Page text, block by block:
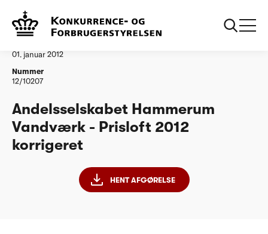
Vandtilsyn
01. januar 2012
Nummer
12/10207
Andelsselskabet Hammerum
Vandværk - Prisloft 2012
korrigeret
HENT AFGØRELSE